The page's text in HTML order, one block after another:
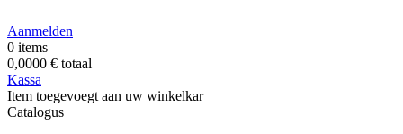
Aanmelden
0 items
0,0000 € totaal
Kassa
Item toegevoegt aan uw winkelkar
Catalogus